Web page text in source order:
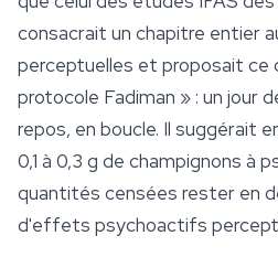
consacrait un chapitre entier
perceptuelles et proposait ce
protocole Fadiman » : un jour
repos, en boucle. Il suggérait
0,1 à 0,3 g de champignons à
quantités censées rester en
d'effets psychoactifs